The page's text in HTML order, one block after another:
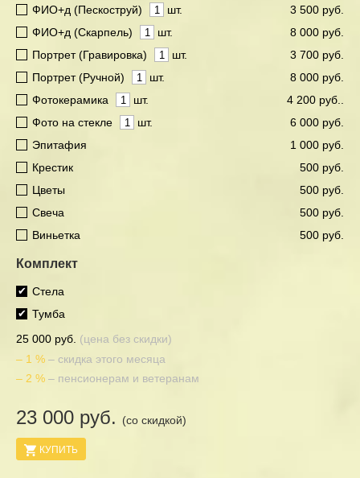
25 000 руб. (цена без скидки)
– 1 % – скидка этого месяца
– 2 % – пенсионерам и ветеранам
23 000 руб. (со скидкой)
КУПИТЬ
Комплект
Стела
Тумба
3 500 руб.
ФИО+д (Пескоструй)
шт.
8 000 руб.
ФИО+д (Скарпель)
шт.
3 700 руб.
Портрет (Гравировка)
шт.
8 000 руб.
Портрет (Ручной)
шт.
4 200 руб..
Фотокерамика
шт.
6 000 руб.
Фото на стекле
шт.
1 000 руб.
Эпитафия
500 руб.
Крестик
500 руб.
Цветы
500 руб.
Свеча
500 руб.
Виньетка